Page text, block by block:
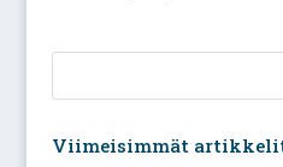
Viimeisimmät